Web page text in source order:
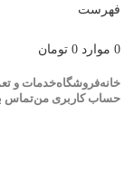
فهرست
0 موارد 0 تومان
خانهفروشگاهخدمات و
حساب کاربری منتماس